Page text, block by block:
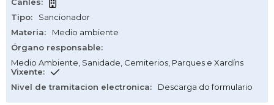
Tipo:
Sancionador
Materia:
Medio ambiente
Órgano responsable:
Medio Ambiente, Sanidade, Cemiterios, Parques e Xardíns
Vixente:
Nivel de tramitacion electronica: Descarga do formulario